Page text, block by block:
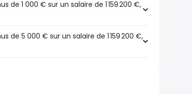
de 1 000 € sur un salaire de 1 159 200 €,
de 5 000 € sur un salaire de 1 159 200 €,